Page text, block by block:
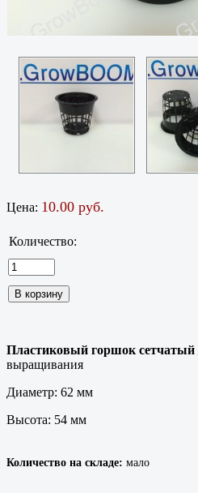
Цена: 10.00 руб.
Количество:
Пластиковый горшок сетчатый
выращивания
Диаметр: 62 мм
Высота: 54 мм
Количество на складе: мало